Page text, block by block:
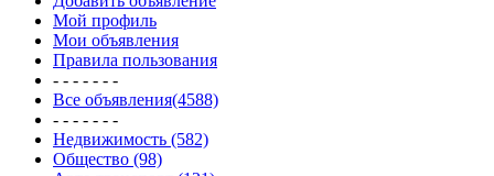
Мой профиль
Мои объявления
Правила пользования
- - - - - - -
Все объявления(4588)
- - - - - - -
Недвижимость (582)
Общество (98)